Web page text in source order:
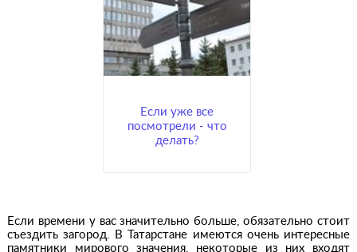
Если уже все
посмотрели - что
делать?
Если времени у вас значительно больше, обязательно стоит
съездить загород. В Татарстане имеются очень интересные
памятники мирового значения, некоторые из них входят